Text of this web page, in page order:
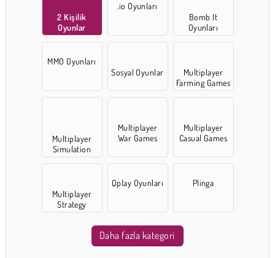
2 Kişilik
Oyunlar
.io Oyunları
Bomb It
Oyunları
MMO Oyunları
Sosyal Oyunlar
Multiplayer
Farming Games
Multiplayer
Simulation
Games
Multiplayer
War Games
Multiplayer
Casual Games
Multiplayer
Strategy
Games
Qplay Oyunları Plinga
Daha fazla kategori